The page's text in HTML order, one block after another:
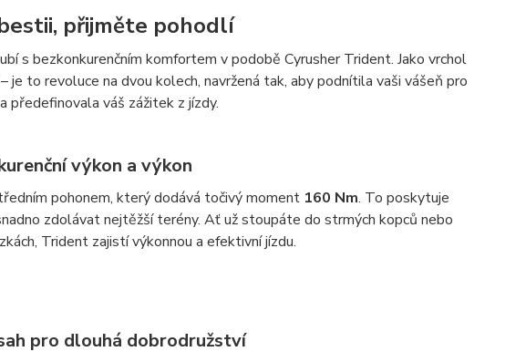
přijměte pohodlí
s bezkonkurenčním komfortem v podobě Cyrusher Trident. Jako vrchol
to revoluce na dvou kolech, navržená tak, aby podnítila vaši vášeň pro
předefinovala váš zážitek z jízdy.
výkon a výkon
pohonem, který dodává točivý moment 160 Nm. To poskytuje
zdolávat nejtěžší terény. Ať už stoupáte do strmých kopců nebo
Trident zajistí výkonnou a efektivní jízdu.
pro dlouhá dobrodružství